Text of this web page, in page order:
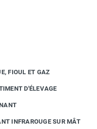
FIOUL ET GAZ
D'ÉLEVAGE
INFRAROUGE SUR MÂT